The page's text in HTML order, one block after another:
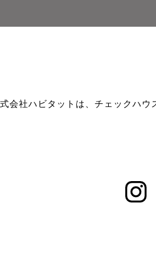
会社ハビタットは、チェックハウ